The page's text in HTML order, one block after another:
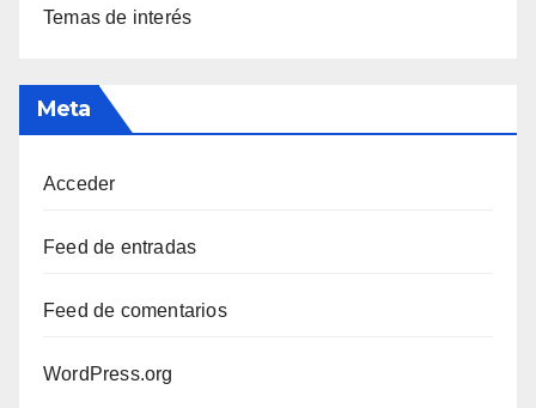
Temas de interés
Meta
Acceder
Feed de entradas
Feed de comentarios
WordPress.org